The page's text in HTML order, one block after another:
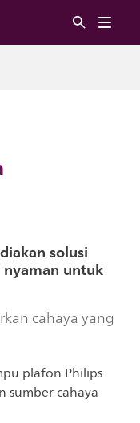
solusi
nyaman untuk
cahaya yang
plafon Philips
sumber cahaya